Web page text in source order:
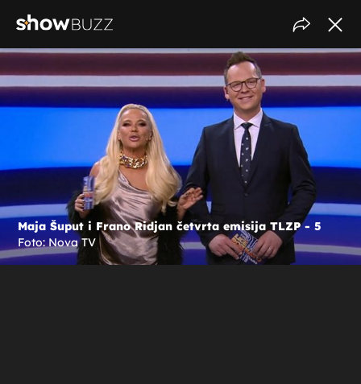
Maja Šuput i Frano Ridjan četvrta emisija TLZP - 5
Foto: Nova TV